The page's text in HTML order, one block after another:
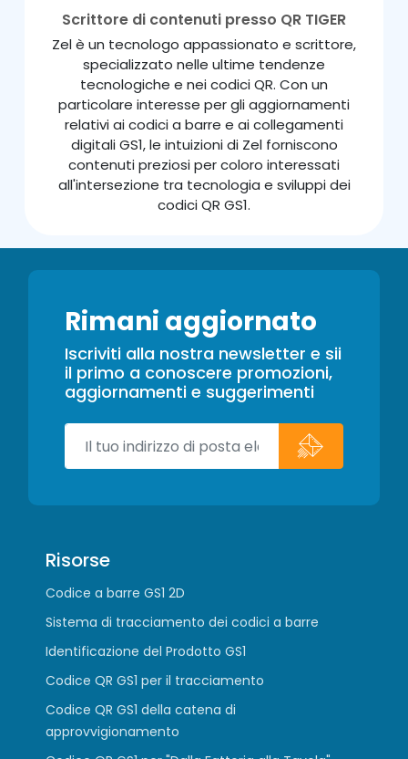
Scrittore di contenuti presso QR TIGER
Zel è un tecnologo appassionato e scrittore,
specializzato nelle ultime tendenze
tecnologiche e nei codici QR. Con un
particolare interesse per gli aggiornamenti
relativi ai codici a barre e ai collegamenti
digitali GS1, le intuizioni di Zel forniscono
contenuti preziosi per coloro interessati
all'intersezione tra tecnologia e sviluppi dei
codici QR GS1.
Rimani aggiornato
Iscriviti alla nostra newsletter e sii
il primo a conoscere promozioni,
aggiornamenti e suggerimenti
Risorse
Codice a barre GS1 2D
Sistema di tracciamento dei codici a barre
Identificazione del Prodotto GS1
Codice QR GS1 per il tracciamento
Codice QR GS1 della catena di
approvvigionamento